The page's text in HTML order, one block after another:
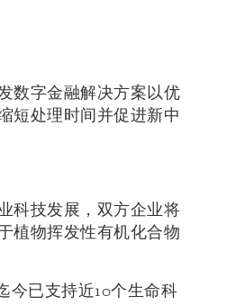
数字金融解决方案以优
短处理时间并促进新中
科技发展，双方企业将
植物挥发性有机化合物
今已支持近10个生命科